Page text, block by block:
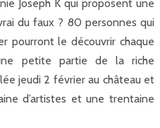
Joseph K qui proposent une
du faux ? 80 personnes qui
pourront le découvrir chaque
petite partie de la riche
jeudi 2 février au château et
d’artistes et une trentaine